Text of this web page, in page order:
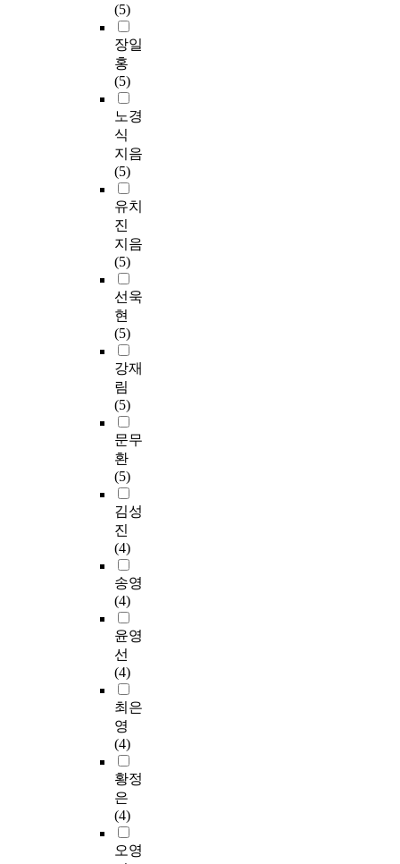
(5)
장일
홍
(5)
노경
식
지음
(5)
유치
진
지음
(5)
선욱
현
(5)
강재
림
(5)
문무
환
(5)
김성
진
(4)
송영
(4)
윤영
선
(4)
최은
영
(4)
황정
은
(4)
오영